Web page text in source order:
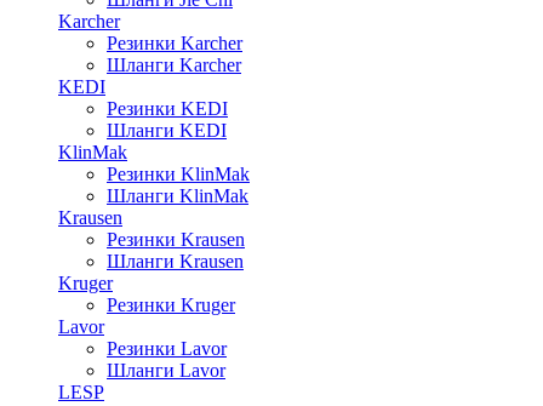
Karcher
Резинки Karcher
Шланги Karcher
KEDI
Резинки KEDI
Шланги KEDI
KlinMak
Резинки KlinMak
Шланги KlinMak
Krausen
Резинки Krausen
Шланги Krausen
Kruger
Резинки Kruger
Lavor
Резинки Lavor
Шланги Lavor
LESP